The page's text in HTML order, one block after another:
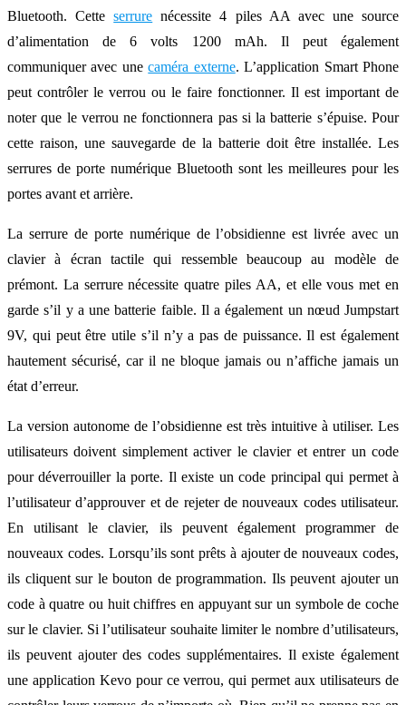
Bluetooth. Cetteserrure nécessite 4 piles AA avec une source
d’alimentation de 6 volts 1200 mAh. Il peut également
communiquer avec unecaméra externe. L’application Smart Phone
peut contrôler le verrou ou le faire fonctionner. Il est important de
noter que le verrou ne fonctionnera pas si la batterie s’épuise. Pour
cette raison, une sauvegarde de la batterie doit être installée. Les
serrures de porte numérique Bluetooth sont les meilleures pour les
portes avant et arrière.
La serrure de porte numérique de l’obsidienne est livrée avec un
clavier à écran tactile qui ressemble beaucoup au modèle de
prémont. La serrure nécessite quatre piles AA, et elle vous met en
garde s’il y a une batterie faible. Il a également un nœud Jumpstart
9V, qui peut être utile s’il n’y a pas de puissance. Il est également
hautement sécurisé, car il ne bloque jamais ou n’affiche jamais un
état d’erreur.
La version autonome de l’obsidienne est très intuitive à utiliser. Les
utilisateurs doivent simplement activer le clavier et entrer un code
pour déverrouiller la porte. Il existe un code principal qui permet à
l’utilisateur d’approuver et de rejeter de nouveaux codes utilisateur.
En utilisant le clavier, ils peuvent également programmer de
nouveaux codes. Lorsqu’ils sont prêts à ajouter de nouveaux codes,
ils cliquent sur le bouton de programmation. Ils peuvent ajouter un
code à quatre ou huit chiffres en appuyant sur un symbole de coche
sur le clavier. Si l’utilisateur souhaite limiter le nombre d’utilisateurs,
ils peuvent ajouter des codes supplémentaires. Il existe également
une application Kevo pour ce verrou, qui permet aux utilisateurs de